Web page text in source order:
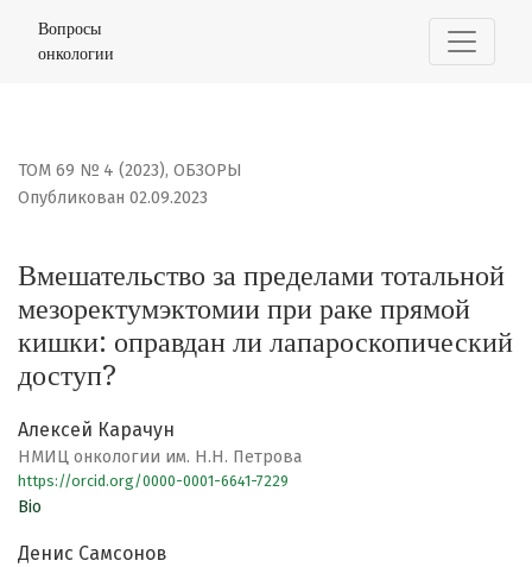
Вмешательство за пределами тотальной
Вопросы
онкологии
ТОМ 69 № 4 (2023), ОБЗОРЫ
Вмешательство за пределами тотальной
мезоректумэктомии при раке прямой
кишки: оправдан ли лапароскопический
доступ?
Опубликован 02.09.2023
Алексей Карачун
НМИЦ онкологии им. Н.Н. Петрова
https://orcid.org/0000-0001-6641-7229
Bio
Денис Самсонов